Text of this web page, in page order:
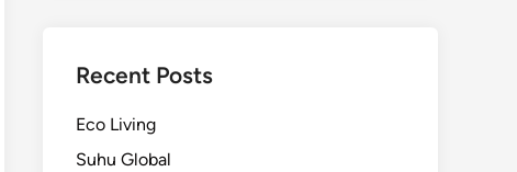
Recent Posts
Eco Living
Suhu Global